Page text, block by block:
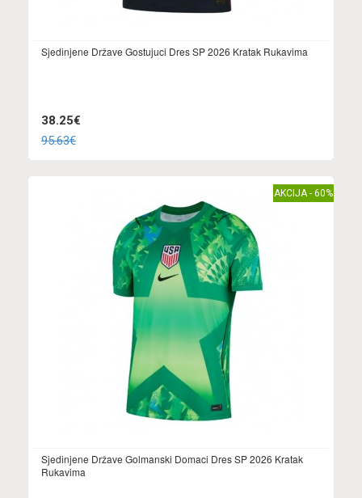
Sjedinjene Države Gostujuci Dres SP 2026 Kratak Rukavima
38.25€
95.63€
AKCIJA - 60%
Sjedinjene Države Golmanski Domaci Dres SP 2026 Kratak
Rukavima